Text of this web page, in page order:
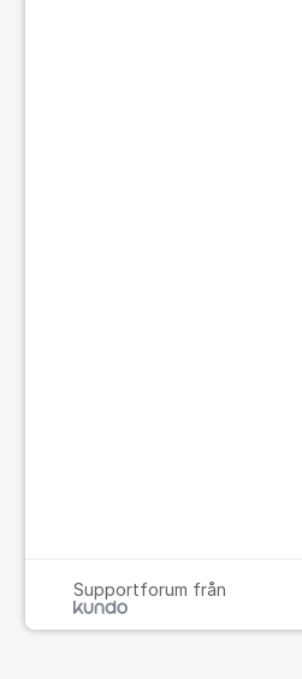
Supportforum från